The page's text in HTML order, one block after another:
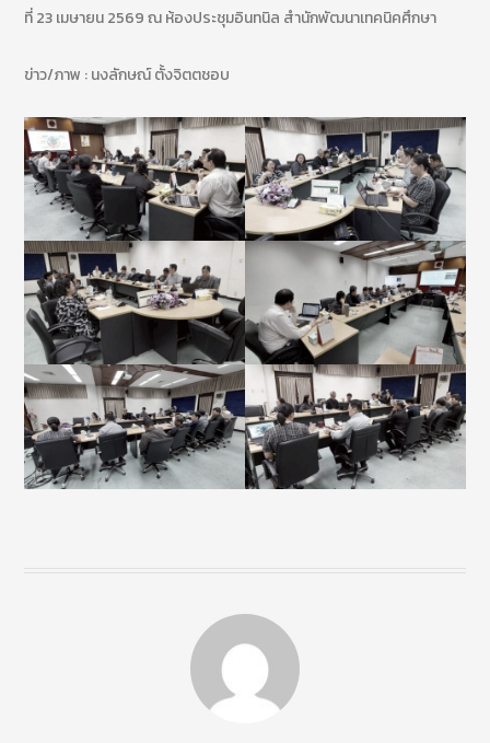
ที่ 23 เมษายน 2569 ณ ห้องประชุมอินทนิล สำนักพัฒนาเทคนิคศึกษา
ข่าว/ภาพ : นงลักษณ์ ตั้งจิตตชอบ